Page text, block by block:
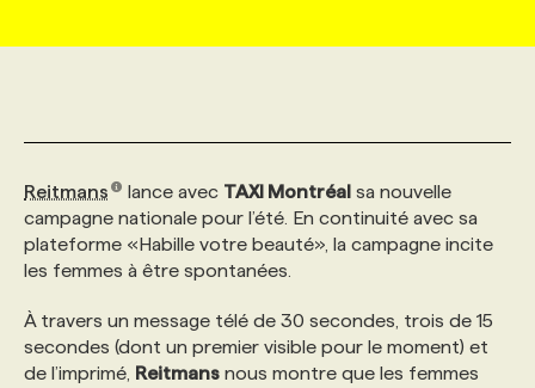
AFFAIRES DE L'INDUSTRIE
INITIATIVES NUMÉRIQUES
TENDANCES
WEB & MÉDIAS SOCIAUX
MARKETING DURABLE
ÉVÉNEMENTIEL
INFOLETTRE PUBLICITÉ
ANNONCEZ AVEC NOUS
CONSULTER LA CVTHÈQUE
PROFIL ENTREPRISE
ANNONCEZ AVEC NOUS
VOIR LES OFFRES
PROFIL CANDIDAT
FAQ
ANNONCEZ AVEC NOUS
NOS FORMATIONS EN LIGNE
NOS PARCOURS DE FORMATIONS
NOS FORMATEUR‧RICES
CHASSE DE TÊTE
SERVICE DE CHASSE DE TÊTE
NOS EXPERTISES
Reitmans lance avec TAXI Montréalsa nouvelle
campagne nationale pour l’été. En continuité avec sa
plateforme «Habille votre beauté», la campagne incite
les femmes à être spontanées.
À travers un message télé de 30 secondes, trois de 15
secondes (dont un premier visible pour le moment) et
de l’imprimé, Reitmans nous montre que les femmes